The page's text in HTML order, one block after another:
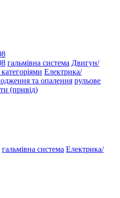
гальмівна система Двигун/
Електрика/
та опалення рульове
(привід)
гальмівна система Електрика/